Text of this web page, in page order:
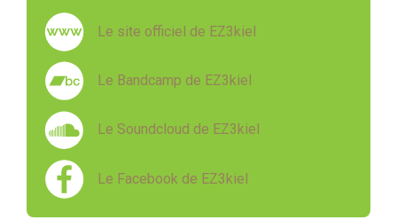
Le site officiel de EZ3kiel
Le Bandcamp de EZ3kiel
Le Soundcloud de EZ3kiel
Le Facebook de EZ3kiel